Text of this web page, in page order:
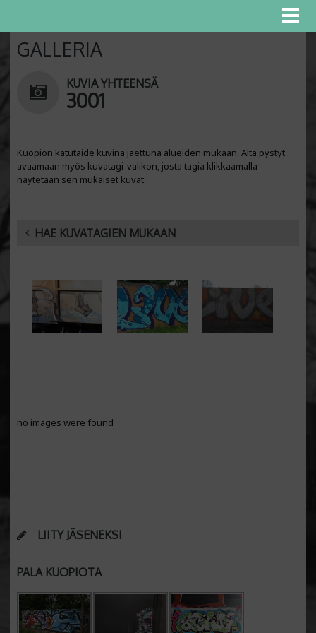
GALLERIA
KUVIA YHTEENSÄ
3001
Kuopion katutaide kuvina jaettuna alueiden mukaan. Alta pystyt
avaamaan myös kuvatagi-valikon, josta tagia klikkaamalla
näytetään sen mukaiset kuvat.
HAE KUVATAGIEN MUKAAN
no images were found
LIITY JÄSENEKSI
PALA KUOPIOTA